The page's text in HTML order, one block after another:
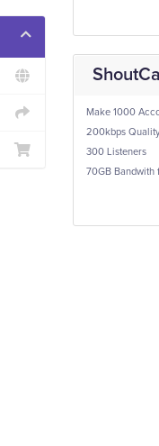
Make 1000
200kbps
300 Listeners
70GB Bandwith